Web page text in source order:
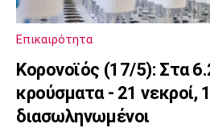
Επικαιρότητα
Κορονοϊός (17/5): Στα
κρούσματα - 21 νεκροί,
διασωληνωμένοι